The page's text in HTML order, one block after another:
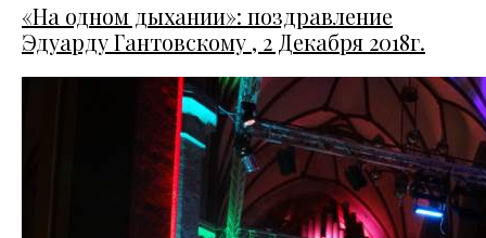
«На одном дыхании»: поздравление
Эдуарду Гантовскому , 2 Декабря 2018г.